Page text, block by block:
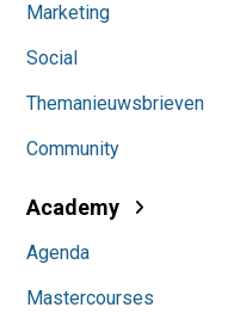
Marketing
Social
Themanieuwsbrieven
Community
Academy
Agenda
Mastercourses